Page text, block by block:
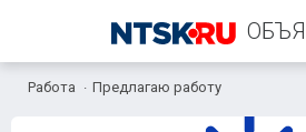
Работа Предлагаю работу